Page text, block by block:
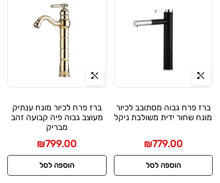
ברז פרח גבוה מסתובב לכיור
מונח שחור ידית משולבת ניקל
₪779.00
הוספה לסל
ברז פרח לכיור מונח ענתיק
מעוצב גבוה פיה קבועה זהב
מבריק
₪799.00
הוספה לסל